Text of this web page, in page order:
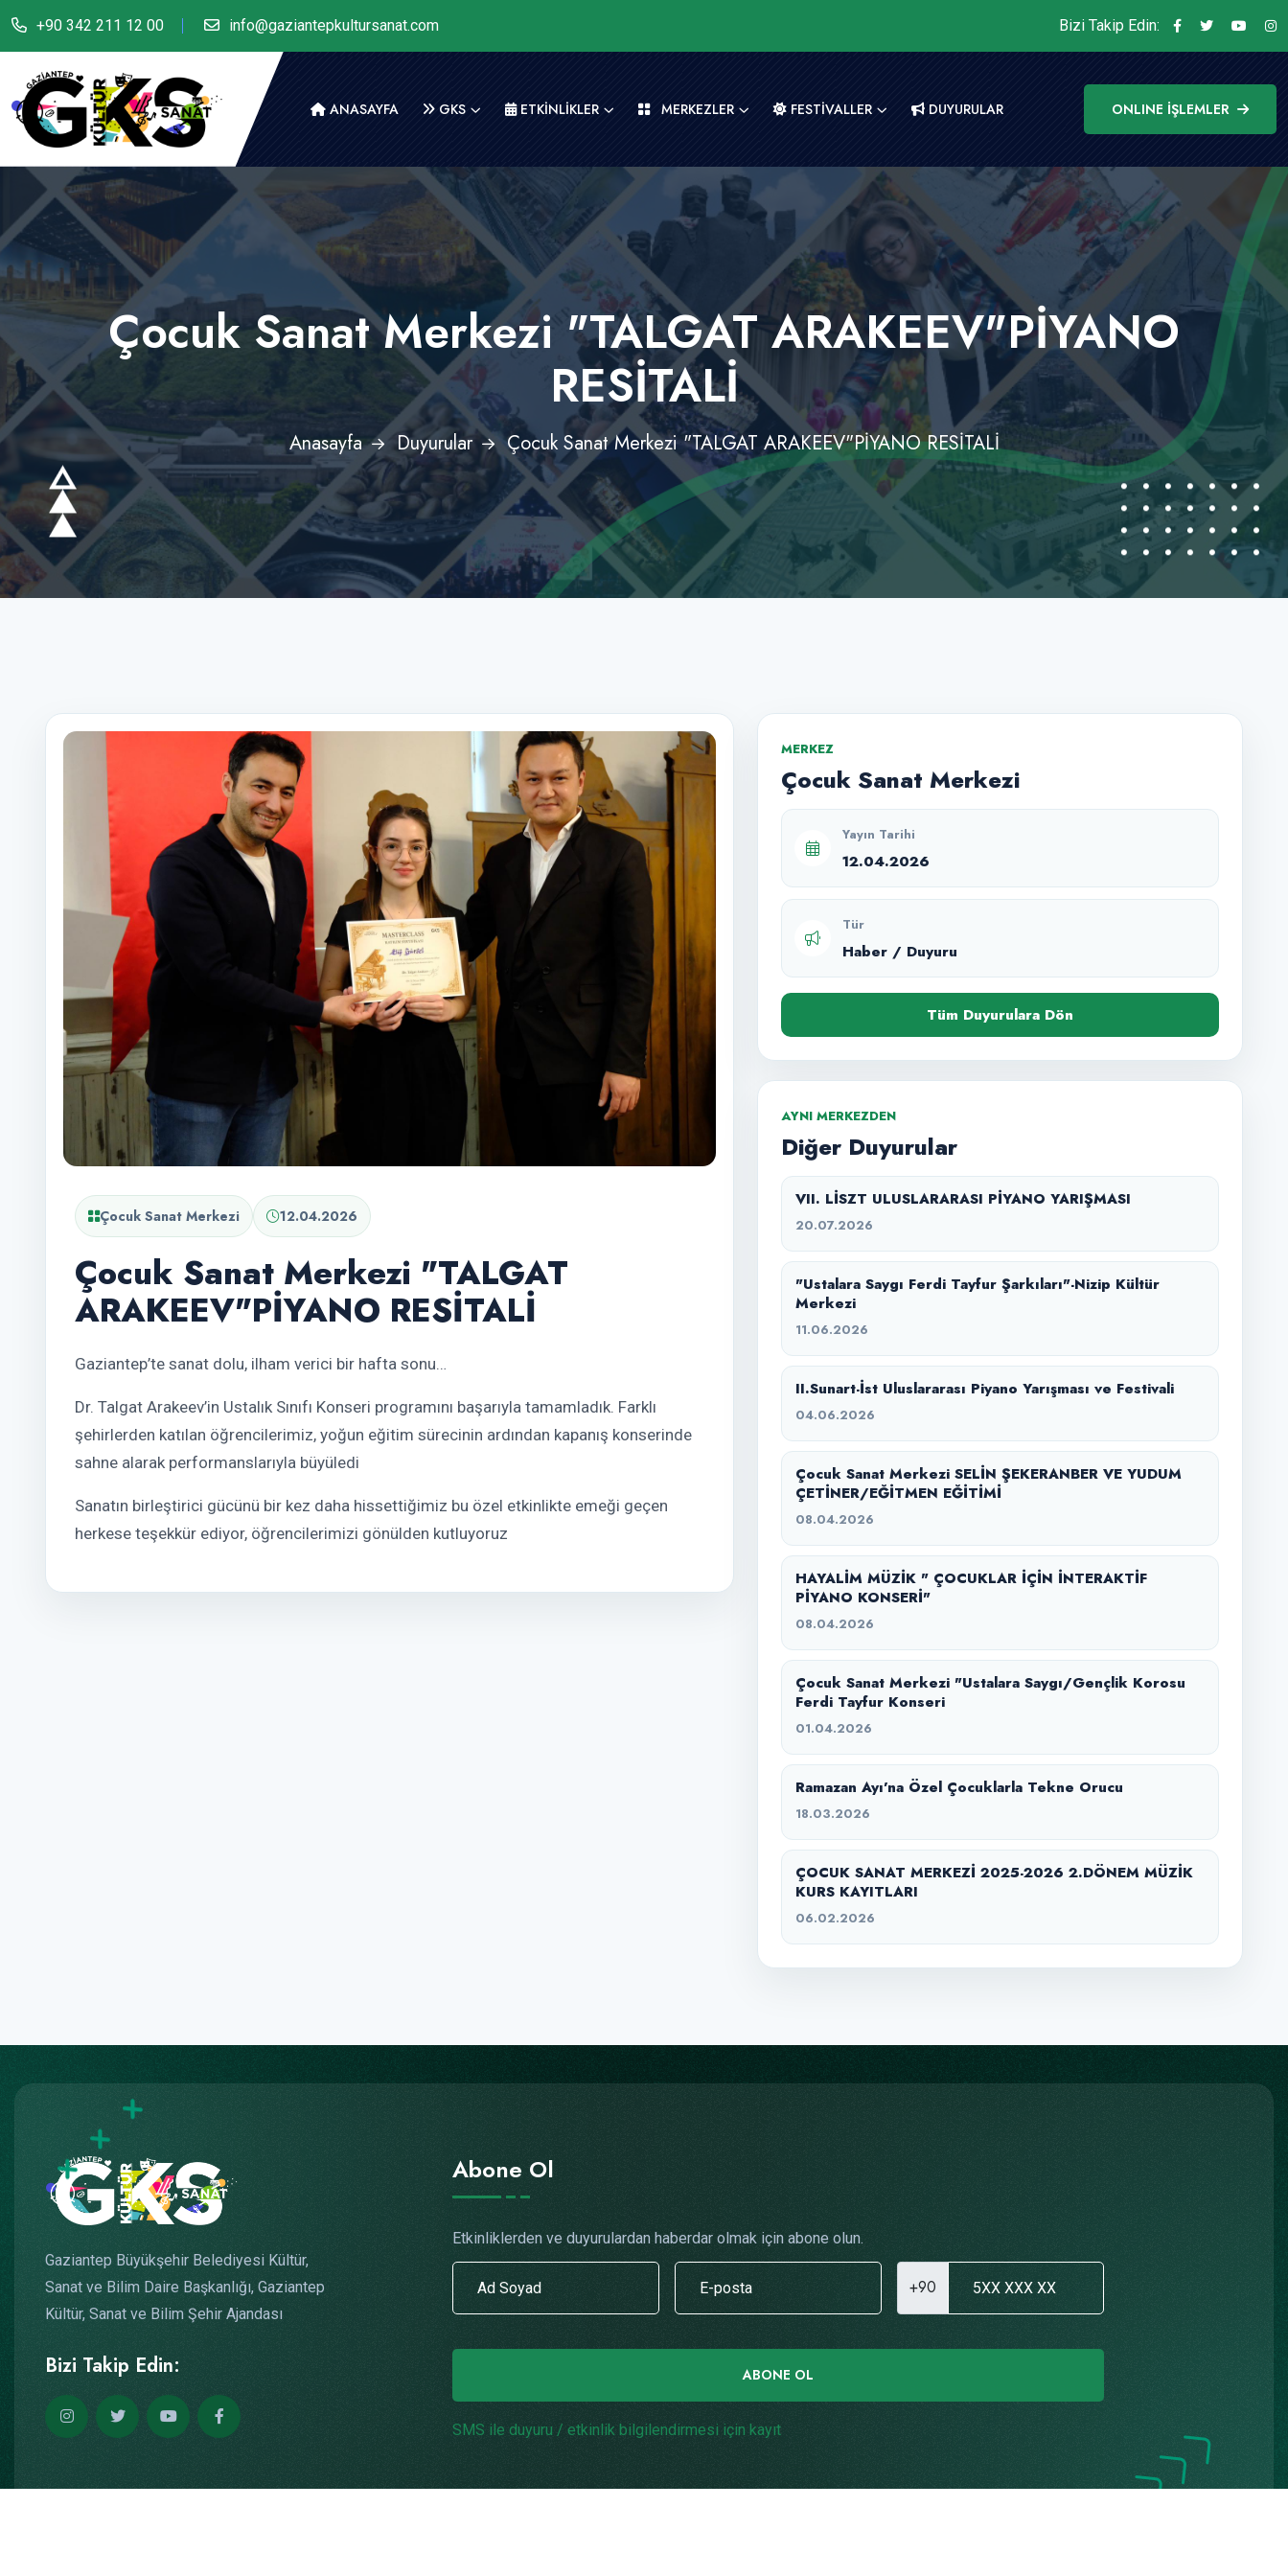
+90 342 211 12 00 info@gaziantepkultursanat.com Bizi Takip Edin:
ANASAYFA GKS ETKİNLİKLER MERKEZLER FESTİVALLER DUYURULAR ONLINE İŞLEMLER
Çocuk Sanat Merkezi "TALGAT ARAKEEV"PİYANO
RESİTALİ
Anasayfa Duyurular Çocuk Sanat Merkezi "TALGAT ARAKEEV"PİYANO RESİTALİ
Çocuk Sanat Merkezi 12.04.2026
Çocuk Sanat Merkezi "TALGAT
ARAKEEV"PİYANO RESİTALİ
Gaziantep’te sanat dolu, ilham verici bir hafta sonu…
Dr. Talgat Arakeev’in Ustalık Sınıfı Konseri programını başarıyla tamamladık. Farklı
şehirlerden katılan öğrencilerimiz, yoğun eğitim sürecinin ardından kapanış konserinde
sahne alarak performanslarıyla büyüledi
Sanatın birleştirici gücünü bir kez daha hissettiğimiz bu özel etkinlikte emeği geçen
herkese teşekkür ediyor, öğrencilerimizi gönülden kutluyoruz
MERKEZ
Çocuk Sanat Merkezi
Yayın Tarihi
12.04.2026
Tür
Haber / Duyuru
Tüm Duyurulara Dön
AYNI MERKEZDEN
Diğer Duyurular
VII. LİSZT ULUSLARARASI PİYANO YARIŞMASI
20.07.2026
"Ustalara Saygı Ferdi Tayfur Şarkıları"-Nizip Kültür
Merkezi
11.06.2026
II.Sunart-İst Uluslararası Piyano Yarışması ve Festivali
04.06.2026
Çocuk Sanat Merkezi SELİN ŞEKERANBER VE YUDUM
ÇETİNER/EĞİTMEN EĞİTİMİ
08.04.2026
HAYALİM MÜZİK " ÇOCUKLAR İÇİN İNTERAKTİF
PİYANO KONSERİ"
08.04.2026
Çocuk Sanat Merkezi "Ustalara Saygı/Gençlik Korosu
Ferdi Tayfur Konseri
01.04.2026
Ramazan Ayı’na Özel Çocuklarla Tekne Orucu
18.03.2026
ÇOCUK SANAT MERKEZİ 2025-2026 2.DÖNEM MÜZİK
KURS KAYITLARI
06.02.2026
Gaziantep Büyükşehir Belediyesi Kültür,
Sanat ve Bilim Daire Başkanlığı, Gaziantep
Kültür, Sanat ve Bilim Şehir Ajandası
Bizi Takip Edin:
Abone Ol
Etkinliklerden ve duyurulardan haberdar olmak için abone olun.
+90
ABONE OL
SMS ile duyuru / etkinlik bilgilendirmesi için kayıt